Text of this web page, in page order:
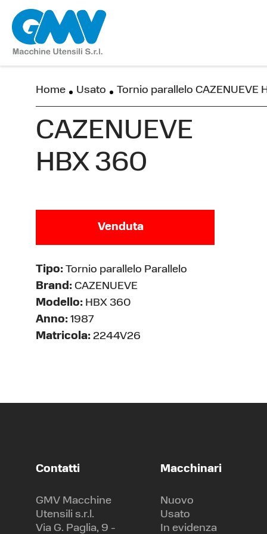
Home Usato Tornio parallelo CAZENUEVE
CAZENUEVE
HBX 360
Venduta
Tipo: Tornio parallelo Parallelo
Brand: CAZENUEVE
Modello: HBX 360
Anno: 1987
Matricola: 2244V26
Contatti
GMV Macchine
Utensili s.r.l.
Via G. Paglia, 9 -
Macchinari
Nuovo
Usato
In evidenza